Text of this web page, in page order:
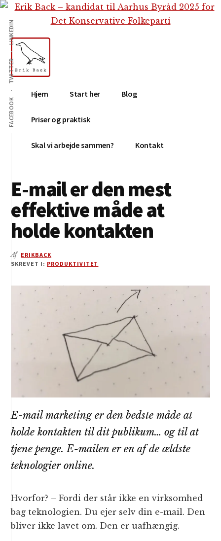
Skip
indhold
Gå
primær
sidebar
Skip
footer
Additional
menu
FACEBOOK
TWITTER
LINKEDIN
Erik
Back
Tekstforfatter,
content
creation,
blog,
medier
Hjem Start her Blog
Priser og praktisk
Skal vi arbejde sammen? Kontakt
E-mail er den mest
effektive måde at
holde kontakten
Af ERIKBACK
SKREVET I: PRODUKTIVITET
E-mail marketing er den bedste måde at
holde kontakten til dit publikum… og til at
tjene penge. E-mailen er en af de ældste
teknologier online.
Hvorfor? – Fordi der står ikke en virksomhed
bag teknologien. Du ejer selv din e-mail. Den
bliver ikke lavet om. Den er uafhængig.